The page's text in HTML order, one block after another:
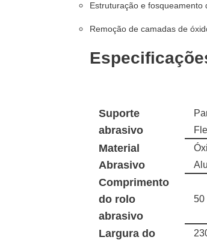
Estruturação e fosqueamento
Remoção de camadas de
Suporte
abrasivo
Material
Abrasivo
Comprimento
do rolo
abrasivo
50
Largura do